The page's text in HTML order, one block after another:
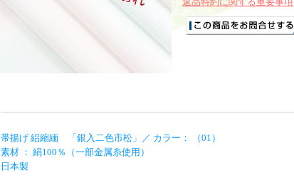
帯揚げ 絽縮緬 「銀入二色市松」／ カラー： （01）
素材 ： 絹100％（一部金属糸使用）
日本製